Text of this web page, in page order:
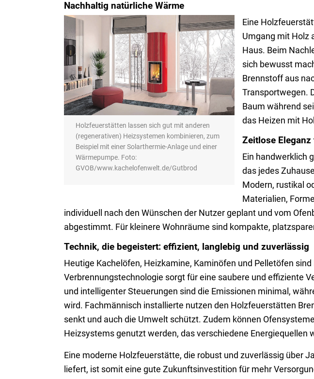
Nachhaltig natürliche Wärme
Holzfeuerstätten lassen sich gut mit anderen
(regenerativen) Heizsystemen kombinieren, zum
Beispiel mit einer Solarthermie-Anlage und einer
Wärmepumpe. Foto:
GVOB/www.kachelofenwelt.de/Gutbrod
Eine
Umgang mit Holz
Haus. Beim
sich bewusst
Brennstoff aus
Transportwegen.
Baum während
das Heizen mit
Zeitlose
Ein handwerklich
das jedes
Modern, rustikal
Materialien,
individuell nach den Wünschen der Nutzer geplant und vom
abgestimmt. Für kleinere Wohnräume sind kompakte,
Technik, die begeistert: effizient, langlebig und zuverlässig
Heutige Kachelöfen, Heizkamine, Kaminöfen und Pelletöfen
Verbrennungstechnologie sorgt für eine saubere und effiziente
und intelligenter Steuerungen sind die Emissionen minimal,
wird. Fachmännisch installierte nutzen den Holzfeuerstätten
senkt und auch die Umwelt schützt. Zudem können
Heizsystems genutzt werden, das verschiedene
Eine moderne Holzfeuerstätte, die robust und zuverlässig über
liefert, ist somit eine gute Zukunftsinvestition für mehr